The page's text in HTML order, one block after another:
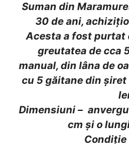
Suman din
30 de ani,
Acesta a fost purtat
greutatea de cca
manual, din lâna de
cu 5 găitane din
Dimensiuni –
cm și o